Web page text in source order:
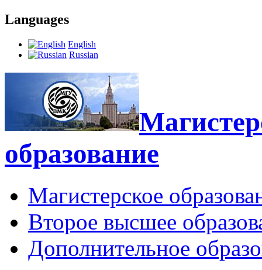
Languages
English
Russian
образование
Магистерское
Второе высшее
Дополнительное